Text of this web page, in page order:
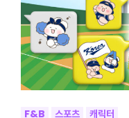
F&B 스포츠 캐릭터